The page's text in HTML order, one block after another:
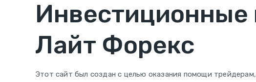
Инвестиционные
Лайт Форекс
Этот сайт был создан с целью оказания помощи